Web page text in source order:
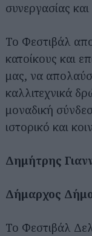
συνεργασίας
Το Φεστιβάλ
κατοίκους και
μας, να
καλλιτεχνικά
μοναδική
ιστορικό και
Δημήτρης
Δήμαρχος
Το Φεστιβάλ